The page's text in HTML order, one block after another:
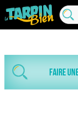
Faire